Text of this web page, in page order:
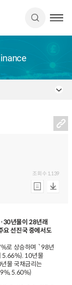
조회수 1,139
년물이 28년래
요 선진국 중에서도
로 상승하며 `98년
5.66%). 10년물
물 국채금리는
5.60%)